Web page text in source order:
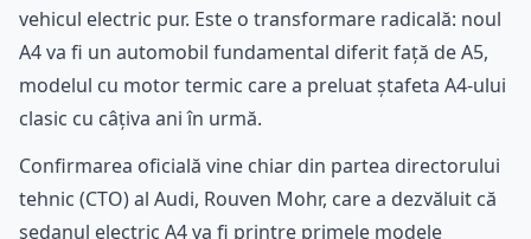
vehicul electric pur. Este o transformare radicală: noul
A4 va fi un automobil fundamental diferit față de A5,
modelul cu motor termic care a preluat ștafeta A4-ului
clasic cu câțiva ani în urmă.
Confirmarea oficială vine chiar din partea directorului
tehnic (CTO) al Audi, Rouven Mohr, care a dezvăluit că
sedanul electric A4 va fi printre primele modele